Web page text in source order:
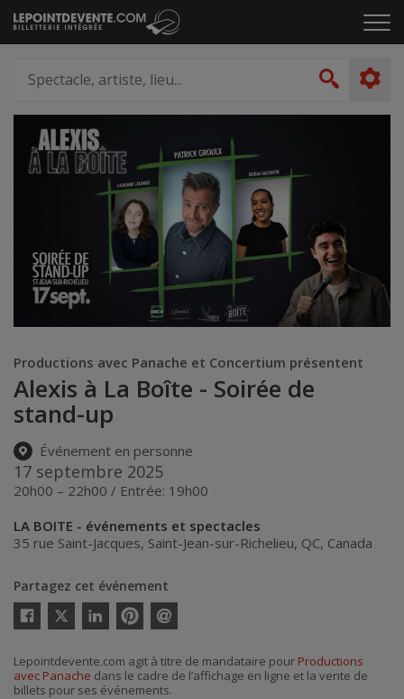
Passer
au
le
artiste,
lieu...
Productions avec Panache et Concertium présentent
Alexis à La Boîte - Soirée de
stand-up
Événement en personne
17 septembre 2025
20h00 – 22h00 / Entrée: 19h00
LA BOITE - événements et spectacles
35 rue Saint-Jacques, Saint-Jean-sur-Richelieu, QC, Canada
Partagez cet événement
Twitter
courriel
Lepointdevente.com agit à titre de mandataire pour Productions
avec Panache dans le cadre de l’affichage en ligne et la vente de
billets pour ses événements.